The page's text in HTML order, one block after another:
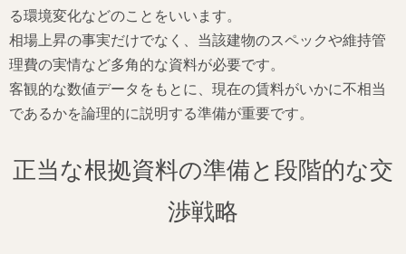
る環境変化などのことをいいます。
相場上昇の事実だけでなく、当該建物のスペックや維持管
理費の実情など多角的な資料が必要です。
客観的な数値データをもとに、現在の賃料がいかに不相当
であるかを論理的に説明する準備が重要です。
正当な根拠資料の準備と段階的な交
渉戦略